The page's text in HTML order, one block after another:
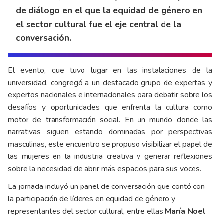
de diálogo en el que la equidad de género en
el sector cultural fue el eje central de la
conversación.
El evento, que tuvo lugar en las instalaciones de la
universidad, congregó a un destacado grupo de expertas y
expertos nacionales e internacionales para debatir sobre los
desafíos y oportunidades que enfrenta la cultura como
motor de transformación social. En un mundo donde las
narrativas siguen estando dominadas por perspectivas
masculinas, este encuentro se propuso visibilizar el papel de
las mujeres en la industria creativa y generar reflexiones
sobre la necesidad de abrir más espacios para sus voces.
La jornada incluyó un panel de conversación que contó con
la participación de líderes en equidad de género y
representantes del sector cultural, entre ellas María Noel